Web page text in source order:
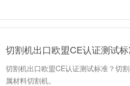
切割机出口欧盟CE认证测试标
切割机出口欧盟CE认证测试标准？切
属材料切割机。